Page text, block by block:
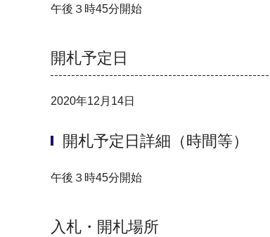
午後３時45分開始
開札予定日
2020年12月14日
開札予定日詳細（時間等）
午後３時45分開始
入札・開札場所